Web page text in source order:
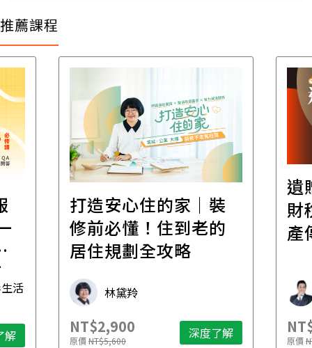
推薦課程
活
解
打造安心住的家｜裝
修前必懂！住到老的
居住規劃全攻略
林黛羚
NT$2,900
原價NT$5,600 深度了解
遺
財
產
原價